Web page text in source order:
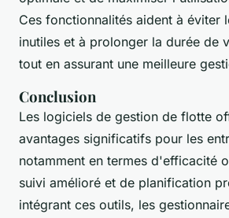
Ces fonctionnalités aident à éviter
inutiles et à prolonger la durée de
tout en assurant une meilleure
Conclusion
Les logiciels de gestion de flotte
avantages significatifs pour les
notamment en termes d'efficacité
suivi amélioré et de planification
intégrant ces outils, les